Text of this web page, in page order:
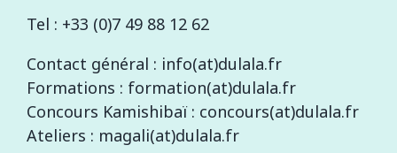
Tel : +33 (0)7 49 88 12 62
Contact général : info(at)dulala.fr
Formations : formation(at)dulala.fr
Concours Kamishibaï : concours(at)dulala.fr
Ateliers : magali(at)dulala.fr